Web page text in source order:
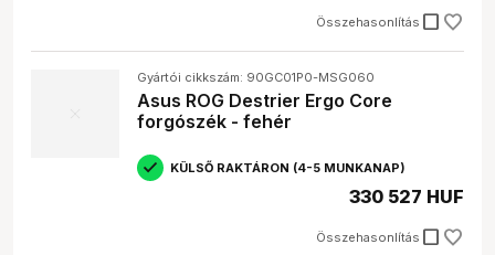
Összehasonlítás check_box_outline_blank
Gyártói cikkszám: 90GC01P0-MSG060
Asus ROG Destrier Ergo Core
forgószék - fehér
KÜLSŐ RAKTÁRON (4-5 MUNKANAP)
Összehasonlítás check_box_outline_blank
330 527 HUF